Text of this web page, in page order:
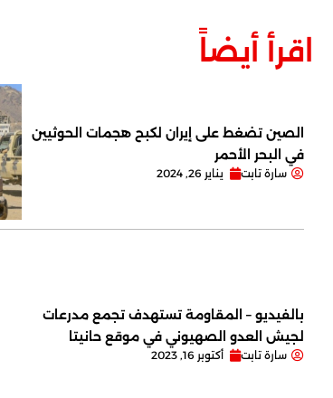
اقرأ أيضاً
الصين تضغط على إيران لكبح هجمات الحوثيين
في البحر الأحمر
سارة تابت يناير 26, 2024
بالفيديو – المقاومة تستهدف تجمع مدرعات
لجيش العدو الصهيوني في موقع حانيتا
سارة تابت أكتوبر 16, 2023